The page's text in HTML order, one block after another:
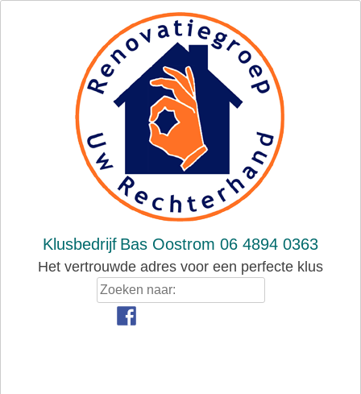
Klusbedrijf Bas Oostrom 06 4894 0363
Het vertrouwde adres voor een perfecte klus